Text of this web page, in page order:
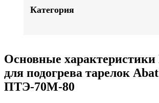
Категория
Основные
для подогрева тарелок
ПТЭ-70М-80